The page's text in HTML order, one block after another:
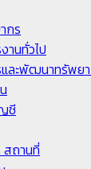
กร
านทั่วไป
และพัฒนาทรัพย
ชี
สถานที่